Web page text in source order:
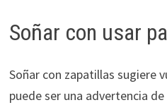
Soñar con usar
Soñar con zapatillas sugiere
puede ser una advertencia